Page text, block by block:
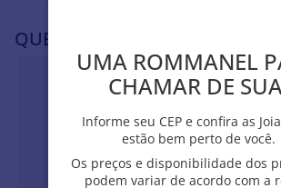
QUEM VIU, VIU TAMBÉM
UMA ROMMANEL
CHAMAR DE
Informe seu CEP e confira as
estão bem perto de você.
Os preços e disponibilidade dos
podem variar de acordo com a
UMA ROMMANEL
CHAMAR DE
Informe seu CEP e confira as
estão bem perto de você.
Os preços e disponibilidade dos
podem variar de acordo com a